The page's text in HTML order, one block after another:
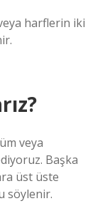
harflerin iki
veya
Başka
üst üste
söylenir.